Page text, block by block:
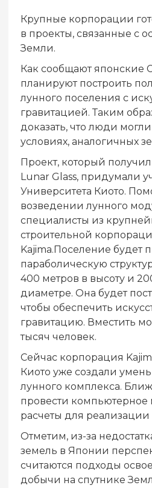
Крупные корпорации
в проекты, связанные с
Земли.
Как сообщают японские
планируют построить
лунного поселения с
гравитацией. Таким
доказать, что люди
условиях, аналогичных
Проект, который
Lunar Glass, придумали
Университета Киото.
возведении лунного
специалисты из
строительной
Kajima.Поселение будет
параболическую
400 метров в высоту и
диаметре. Она будет
чтобы обеспечить
гравитацию. Вместить
тысяч человек.
Сейчас корпорация
Киото уже создали
лунного комплекса.
провести
расчеты для реализации
Отметим, из-за
земель в Японии
считаются подходы
добычи на спутнике